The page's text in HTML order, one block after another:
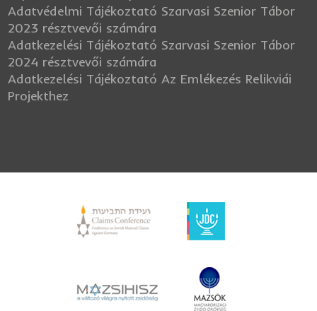
Adatvédelmi Tájékoztató Szarvasi Szenior Tábor
2023 résztvevői számára
Adatkezelési Tájékoztató Szarvasi Szenior Tábor
2024 résztvevői számára
Adatkezelési Tájékoztató Az Emlékezés Relikviái
Projekthez